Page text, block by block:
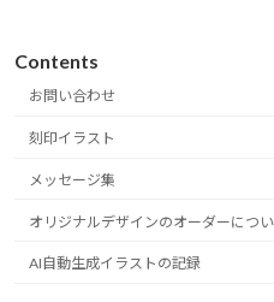
Contents
お問い合わせ
刻印イラスト
メッセージ集
オリジナルデザインのオーダーにつ
AI自動生成イラストの記録